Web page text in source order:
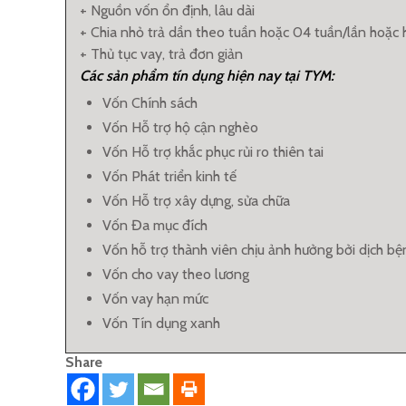
+ Nguồn vốn ổn định, lâu dài
+ Chia nhỏ trả dần theo tuần hoặc 04 tuần/lần hoặc
+ Thủ tục vay, trả đơn giản
Các sản phẩm tín dụng hiện nay tại TYM:
Vốn Chính sách
Vốn Hỗ trợ hộ cận nghèo
Vốn Hỗ trợ khắc phục rủi ro thiên tai
Vốn Phát triển kinh tế
Vốn Hỗ trợ xây dựng, sửa chữa
Vốn Đa mục đích
Vốn hỗ trợ thành viên chịu ảnh hưởng bởi dịch
Vốn cho vay theo lương
Vốn vay hạn mức
Vốn Tín dụng xanh
Share